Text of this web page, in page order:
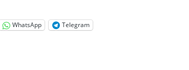
WhatsApp Telegram